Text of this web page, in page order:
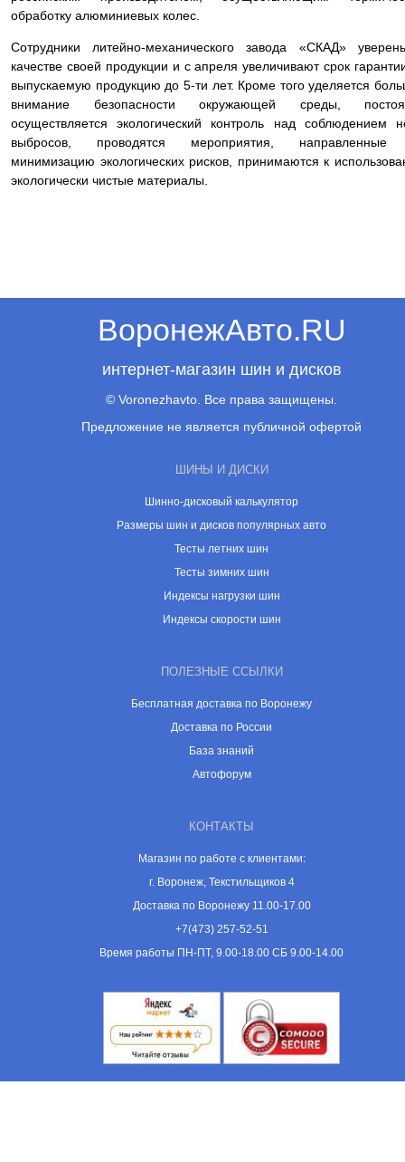
обработку алюминиевых колес.
Сотрудники литейно-механического завода «СКАД»
качестве своей продукции и с апреля увеличивают срок
выпускаемую продукцию до 5-ти лет. Кроме того уделяется
внимание безопасности окружающей среды,
осуществляется экологический контроль над соблюдением
выбросов, проводятся мероприятия,
минимизацию экологических рисков, принимаются к
экологически чистые материалы.
ВоронежАвто.RU
интернет-магазин шин и дисков
© Voronezhavto. Все права защищены.
Предложение не является публичной офертой
ШИНЫ И ДИСКИ
Шинно-дисковый калькулятор
Размеры шин и дисков популярных авто
Тесты летних шин
Тесты зимних шин
Индексы нагрузки шин
Индексы скорости шин
ПОЛЕЗНЫЕ ССЫЛКИ
Бесплатная доставка по Воронежу
Доставка по России
База знаний
Автофорум
КОНТАКТЫ
Магазин по работе с клиентами:
г. Воронеж, Текстильщиков 4
Доставка по Воронежу 11.00-17.00
+7(473) 257-52-51
Время работы ПН-ПТ, 9.00-18.00 СБ 9.00-14.00